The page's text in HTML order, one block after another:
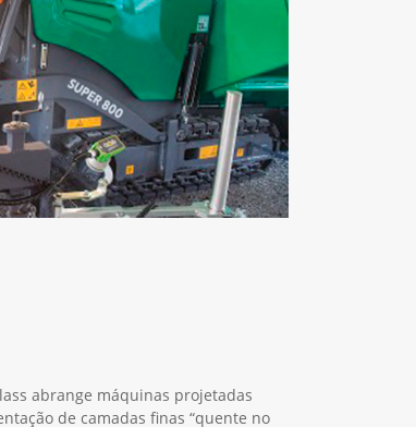
abrange máquinas projetadas
de camadas finas “quente no